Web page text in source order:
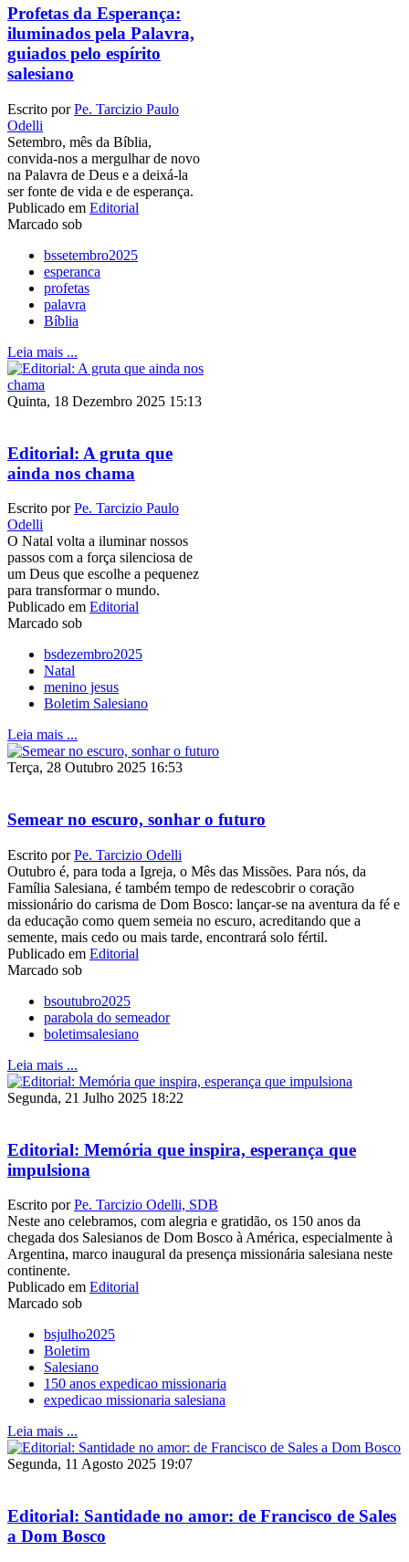
Profetas da Esperança:
iluminados pela Palavra,
guiados pelo espírito
salesiano
Escrito porPe. Tarcizio Paulo
Odelli
Setembro, mês da Bíblia,
convida-nos a mergulhar de novo
na Palavra de Deus e a deixá-la
ser fonte de vida e de esperança.
Publicado em Editorial
Marcado sob
bssetembro2025
esperanca
profetas
palavra
Bíblia
Leia mais ...
Quinta, 18 Dezembro 2025 15:13
Editorial: A gruta que
ainda nos chama
Escrito porPe. Tarcizio Paulo
Odelli
O Natal volta a iluminar nossos
passos com a força silenciosa de
um Deus que escolhe a pequenez
para transformar o mundo.
Publicado em Editorial
Marcado sob
bsdezembro2025
Natal
menino jesus
Boletim Salesiano
Leia mais ...
Terça, 28 Outubro 2025 16:53
Semear no escuro, sonhar o futuro
Escrito porPe. Tarcizio Odelli
Outubro é, para toda a Igreja, o Mês das Missões. Para nós, da
Família Salesiana, é também tempo de redescobrir o coração
missionário do carisma de Dom Bosco: lançar-se na aventura da fé e
da educação como quem semeia no escuro, acreditando que a
semente, mais cedo ou mais tarde, encontrará solo fértil.
Publicado em Editorial
Marcado sob
bsoutubro2025
parabola do semeador
boletimsalesiano
Leia mais ...
Segunda, 21 Julho 2025 18:22
Editorial: Memória que inspira, esperança que
impulsiona
Escrito porPe. Tarcizio Odelli, SDB
Neste ano celebramos, com alegria e gratidão, os 150 anos da
chegada dos Salesianos de Dom Bosco à América, especialmente à
Argentina, marco inaugural da presença missionária salesiana neste
continente.
Publicado em Editorial
Marcado sob
bsjulho2025
Boletim
Salesiano
150 anos expedicao missionaria
expedicao missionaria salesiana
Leia mais ...
Segunda, 11 Agosto 2025 19:07
Editorial: Santidade no amor: de Francisco de Sales
a Dom Bosco